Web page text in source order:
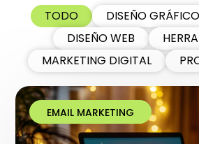
DISEÑO
DISEÑO WEB
MARKETING DIGITAL
TODO
EMAIL MARKETING